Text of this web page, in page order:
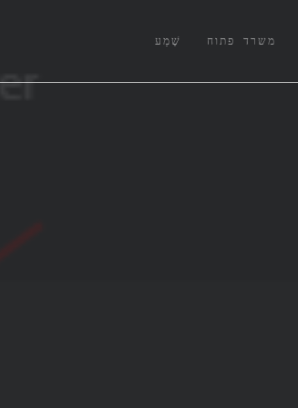
משרד פתוח שֶׁמַע